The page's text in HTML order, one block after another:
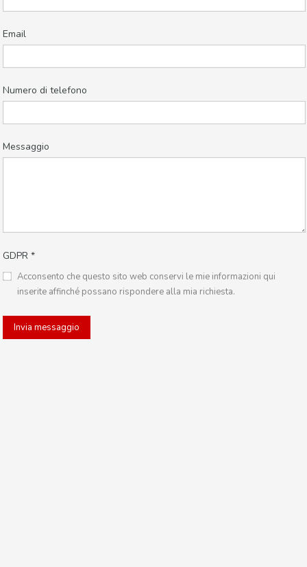
Email
Numero di telefono
Messaggio
GDPR *
Acconsento che questo sito web conservi le mie informazioni qui
inserite affinché possano rispondere alla mia richiesta.